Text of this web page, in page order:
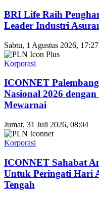
BRI Life Raih
Leader Industri
Sabtu, 1 Agustus 2026, 17:27
Korporasi
ICONNET
Nasional 2026
Mewarnai
Jumat, 31 Juli 2026, 08:04
Korporasi
ICONNET Sahabat
Untuk Peringati Hari
Tengah